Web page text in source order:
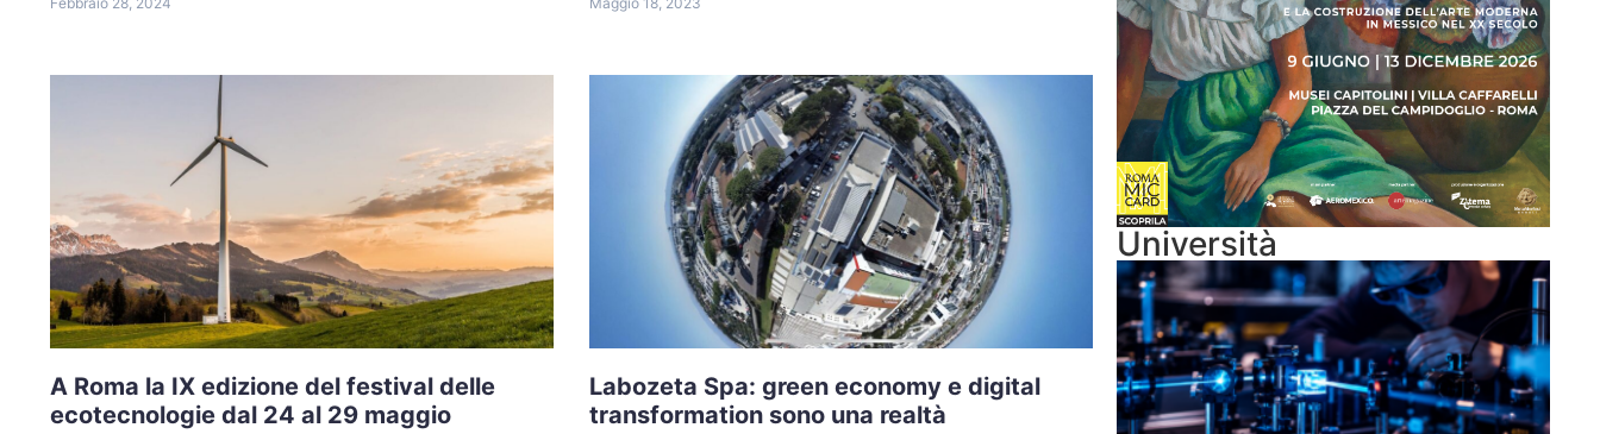
A Roma la IX edizione del festival delle
ecotecnologie dal 24 al 29 maggio
Labozeta Spa: green economy e digital
transformation sono una realtà
Università